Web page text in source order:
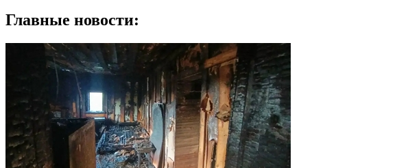
Главные новости: